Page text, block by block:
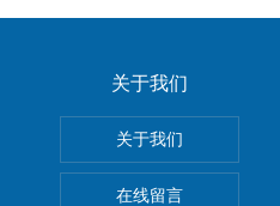
关于我们
关于我们
在线留言